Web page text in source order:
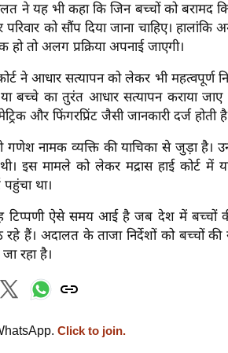
ने यह भी कहा कि जिन बच्चों को बरामद
को सौंप दिया जाना चाहिए। हालांकि
हो तो अलग प्रक्रिया अपनाई जाएगी।
ने आधार सत्यापन को लेकर भी महत्वपूर्ण
या बच्चे का तुरंत आधार सत्यापन कराया
और फिंगरप्रिंट जैसी जानकारी दर्ज होती
गणेश नामक व्यक्ति की याचिका से जुड़ा है।
इस मामले को लेकर मद्रास हाई कोर्ट में
पहुंचा था।
टिप्पणी ऐसे समय आई है जब देश में बच्चों
रहे हैं। अदालत के ताजा निर्देशों को बच्चों
रहा है।
Click to join.